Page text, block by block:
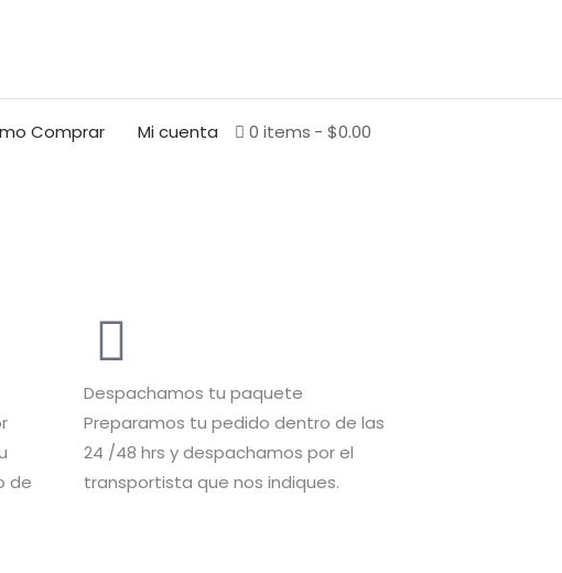
Comprar Mi cuenta 0 items $0.00
de
Despachamos tu paquete
Preparamos tu pedido dentro de las
24 /48 hrs y despachamos por el
transportista que nos indiques.